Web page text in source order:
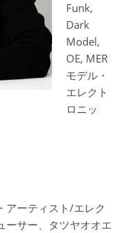
Funk,
Dark
Model,
OE, MER
モデル・
エレクト
ロニッ
アーティスト/エレク
ーサー、タツヤオオエ